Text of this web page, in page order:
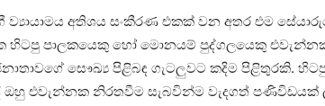
ව්‍යායාමය අතිශය සංකීරණ එකක් වන අතර එම
හිටපු පාලකයෙකු හෝ මොනයම් පුද්ගලයෙකු
සෞඛ්‍ය පිළිබඳ ගැටලුවට කදිම පිළිතුරකි.
ඔහු එවැන්නක නිරතවීම සැබවින්ම වැදගත් පණිවිඩයක්